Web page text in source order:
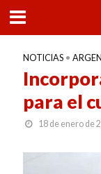
NOTICIAS •
para el
18 de enero de